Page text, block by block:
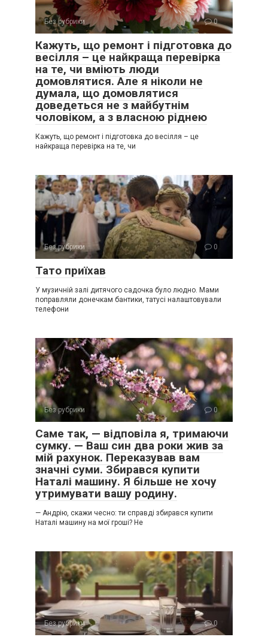
Без рубрики 0
Кажуть, що ремонт і підготовка до
весілля – це найкраща перевірка
на те, чи вміють люди
домовлятися. Але я ніколи не
думала, що домовлятися
доведеться не з майбутнім
чоловіком, а з власною ріднею
Кажуть, що ремонт і підготовка до весілля – це
найкраща перевірка на те, чи
Без рубрики 0
Тато приїхав
У музичній залі дитячого садочка було людно. Мами
поправляли донечкам бантики, татусі налаштовували
телефони
Без рубрики 0
Саме так, — відповіла я, тримаючи
сумку. — Ваш син два роки жив за
мій рахунок. Переказував вам
значні суми. Збирався купити
Наталі машину. Я більше не хочу
утримувати вашу родину.
— Андрію, скажи чесно: ти справді збирався купити
Наталі машину на мої гроші? Не
Без рубрики 0